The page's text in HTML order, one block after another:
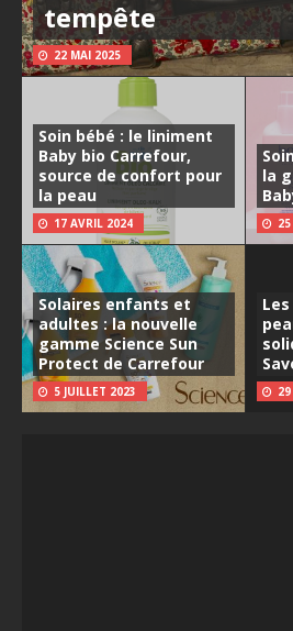
tempête
22 MAI 2025
Soin bébé : le liniment
Baby bio Carrefour,
source de confort pour
la peau
17 AVRIL 2024
la
Solaires enfants et
adultes : la nouvelle
gamme Science Sun
Protect de Carrefour
5 JUILLET 2023